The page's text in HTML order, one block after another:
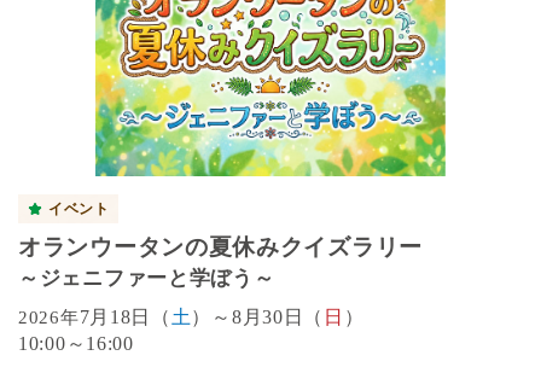
イベント
オランウータンの夏休みクイズラリー
～ジェニファーと学ぼう～
2026年7月18日（ 土 ）～8月30日（ 日 ）
10:00～16:00